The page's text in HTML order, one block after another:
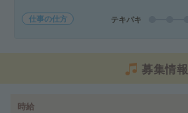
仕事の仕方 テキパキ
募集情報
時給